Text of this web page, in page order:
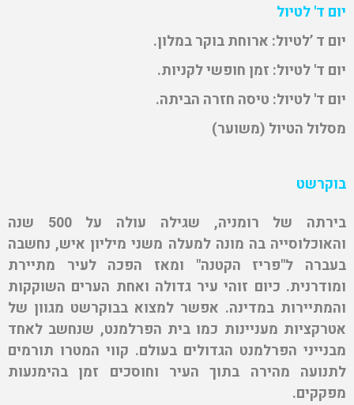
יום ד' לטיול
יום ד ’לטיול: ארוחת בוקר במלון.
יום ד' לטיול: זמן חופשי לקניות.
יום ד' לטיול: טיסה חזרה הביתה.
מסלול הטיול (משוער)
בוקרשט
בירתה של רומניה, שגילה עולה על 500 שנה
והאוכלוסייה בה מונה למעלה משני מיליון איש, נחשבה
בעברה ל"פריז הקטנה" ומאז הפכה לעיר מתיירת
ומודרנית. כיום זוהי עיר גדולה ואחת הערים השוקקות
והמתיירות במדינה. אפשר למצוא בבוקרשט מגוון של
אטרקציות מעניינות כמו בית הפרלמנט, שנחשב לאחד
מבנייני הפרלמנט הגדולים בעולם. קווי המטרו תורמים
לתנועה מהירה בתוך העיר וחוסכים זמן בהימנעות
מפקקים.